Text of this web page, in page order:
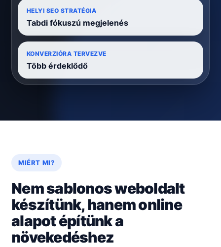
HELYI SEO STRATÉGIA
Tabdi fókuszú megjelenés
KONVERZIÓRA TERVEZVE
Több érdeklődő
MIÉRT MI?
Nem sablonos weboldalt
készítünk, hanem online
alapot építünk a
növekedéshez